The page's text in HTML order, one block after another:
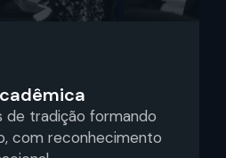
de tradição formando
com reconhecimento